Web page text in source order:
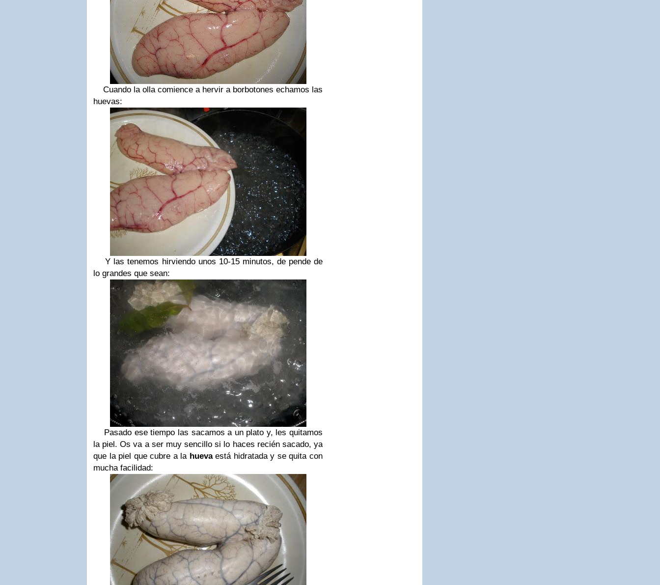
Cuando la olla comience a hervir a borbotones echamos las
huevas:
Y las tenemos hirviendo unos 10-15 minutos, de pende de
lo grandes que sean:
Pasado ese tiempo las sacamos a un plato y, les quitamos
la piel. Os va a ser muy sencillo si lo haces recién sacado, ya
que la piel que cubre a la huevaestá hidratada y se quita con
mucha facilidad: